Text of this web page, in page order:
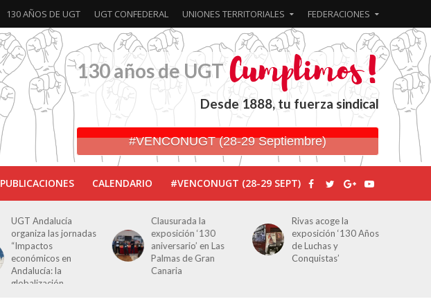
130 AÑOS DE UGT UGT CONFEDERAL UNIONES TERRITORIALES FEDERACIONES
130 años de UGT
Desde 1888, tu fuerza sindical
#VENCONUGT (28-29 Septiembre)
PUBLICACIONES CALENDARIO #VENCONUGT (28-29 SEPT)
UGT Andalucía
organiza las jornadas
“Impactos
económicos en
Andalucía: la
globalización
Clausurada la
exposición ‘130
aniversario’ en Las
Palmas de Gran
Canaria
Rivas acoge la
exposición ‘130 Años
de Luchas y
Conquistas’